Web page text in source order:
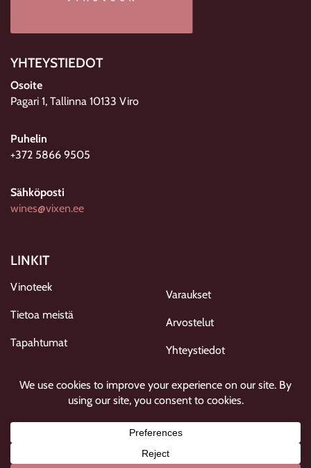
YHTEYSTIEDOT
Osoite
Pagari 1, Tallinna 10133 Viro
Puhelin
+372 5866 9505
Sähköposti
wines@vixen.ee
LINKIT
Vinoteek
Tietoa meistä
Tapahtumat
Varaukset
Arvostelut
Yhteystiedot
Tietosuojaseloste
SEURAA MEITÄ